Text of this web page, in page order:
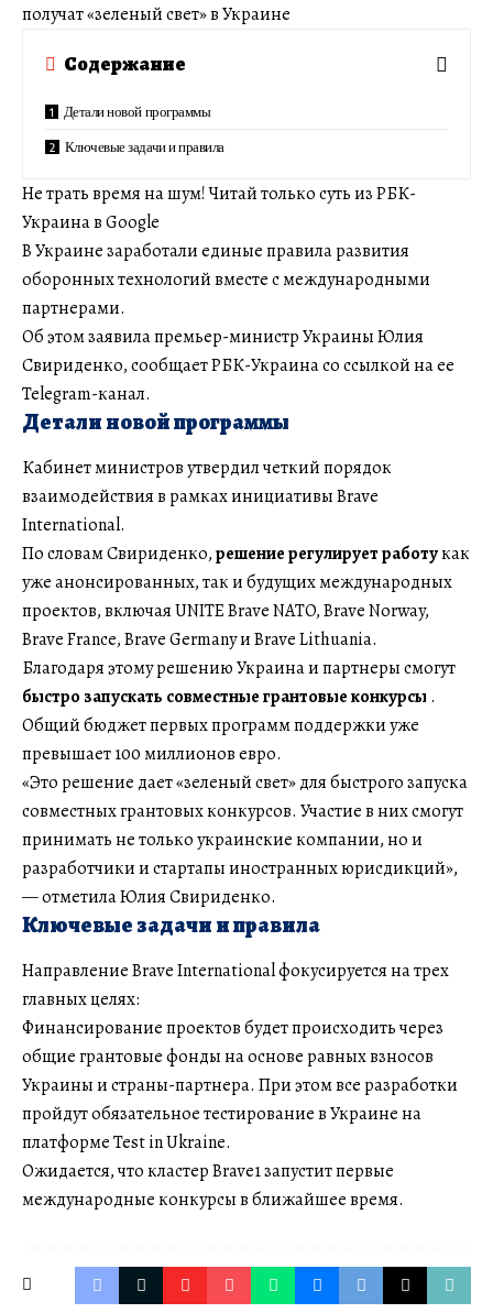
получат «зеленый свет» в Украине
Содержание
Детали новой программы
Ключевые задачи и правила
Не трать время на шум! Читай только суть из РБК-
Украина в Google
В Украине заработали единые правила развития
оборонных технологий вместе с международными
партнерами.
Об этом заявила премьер-министр Украины Юлия
Свириденко, сообщает РБК-Украина со ссылкой на ее
Telegram-канал.
Детали новой программы
Кабинет министров утвердил четкий порядок
взаимодействия в рамках инициативы Brave
International.
По словам Свириденко,решение регулирует работукак
уже анонсированных, так и будущих международных
проектов, включая UNITE Brave NATO, Brave Norway,
Brave France, Brave Germany и Brave Lithuania.
Благодаря этому решению Украина и партнеры смогут
быстро запускать совместные грантовые конкурсы.
Общий бюджет первых программ поддержки уже
превышает 100 миллионов евро.
«Это решение дает «зеленый свет» для быстрого запуска
совместных грантовых конкурсов. Участие в них смогут
принимать не только украинские компании, но и
разработчики и стартапы иностранных юрисдикций»,
— отметила Юлия Свириденко.
Ключевые задачи и правила
Направление Brave International фокусируется на трех
главных целях:
Финансирование проектов будет происходить через
общие грантовые фонды на основе равных взносов
Украины и страны-партнера. При этом все разработки
пройдут обязательное тестирование в Украине на
платформе Test in Ukraine.
Ожидается, что кластер Brave1 запустит первые
международные конкурсы в ближайшее время.